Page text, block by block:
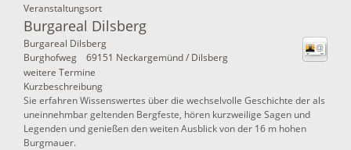
Veranstaltungsort
Burgareal Dilsberg
Burgareal Dilsberg
Burghofweg
69151 Neckargemünd / Dilsberg
weitere Termine
Kurzbeschreibung
Sie erfahren Wissenswertes über die wechselvolle Geschichte der als
uneinnehmbar geltenden Bergfeste, hören kurzweilige Sagen und
Legenden und genießen den weiten Ausblick von der 16 m hohen
Burgmauer.